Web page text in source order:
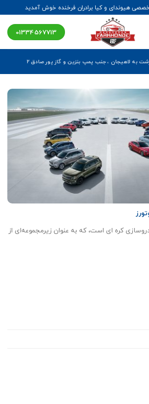
هیوندای و کیا برادران فرخنده خوش آمدید
01334567713
به لاهیجان ، جنب پمپ بنزین و گاز پور صادق ۲
کره ای است، که به عنوان زیرمجموعه‌ای از